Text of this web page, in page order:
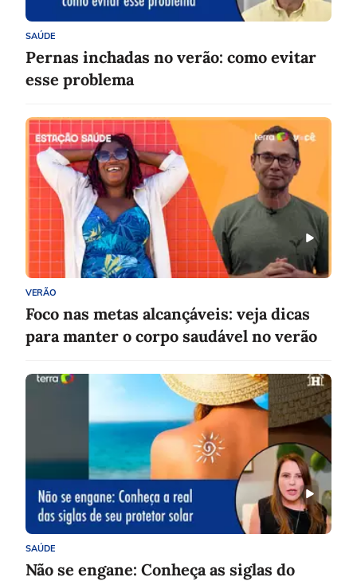
SAÚDE
Pernas inchadas no verão: como evitar
esse problema
VERÃO
Foco nas metas alcançáveis: veja dicas
para manter o corpo saudável no verão
SAÚDE
Não se engane: Conheça as siglas do